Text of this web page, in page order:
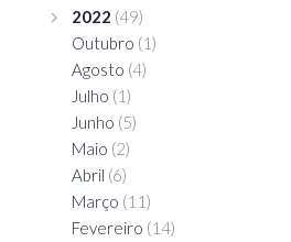
2022 (49)
Outubro (1)
Agosto (4)
Julho (1)
Junho (5)
Maio (2)
Abril (6)
Março (11)
Fevereiro (14)